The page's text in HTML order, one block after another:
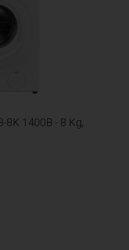
1400B - 8 Kg,...